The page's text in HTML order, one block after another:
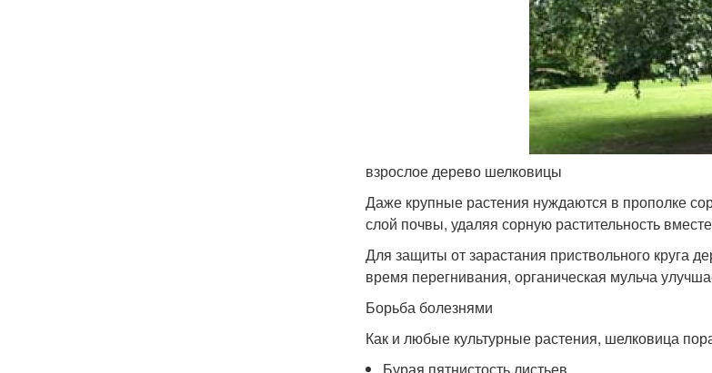
взрослое дерево шелковицы
Даже крупные растения нуждаются в прополке
слой почвы, удаляя сорную растительность
Для защиты от зарастания приствольного круга
время перегнивания, органическая мульча
Борьба болезнями
Как и любые культурные растения, шелковица